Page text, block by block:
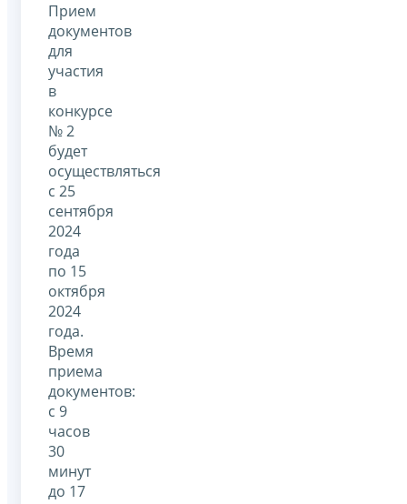
Прием
документов
для
участия
в
конкурсе
№ 2
будет
осуществляться
с 25
сентября
2024
года
по 15
октября
2024
года.
Время
приема
документов:
с 9
часов
30
минут
до 17